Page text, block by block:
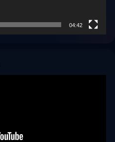
04:42